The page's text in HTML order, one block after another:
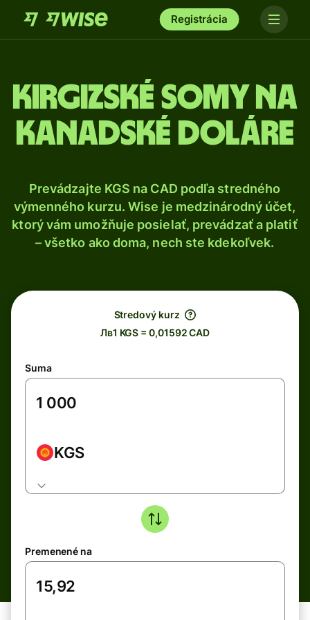
Registrácia
Kirgizské somy na
kanadské doláre
Prevádzajte KGS na CAD podľa stredného
výmenného kurzu. Wise je medzinárodný účet,
ktorý vám umožňuje posielať, prevádzať a platiť
– všetko ako doma, nech ste kdekoľvek.
Stredový kurz
Лв1 KGS = 0,01592 CAD
Suma
KGS
Premenené na